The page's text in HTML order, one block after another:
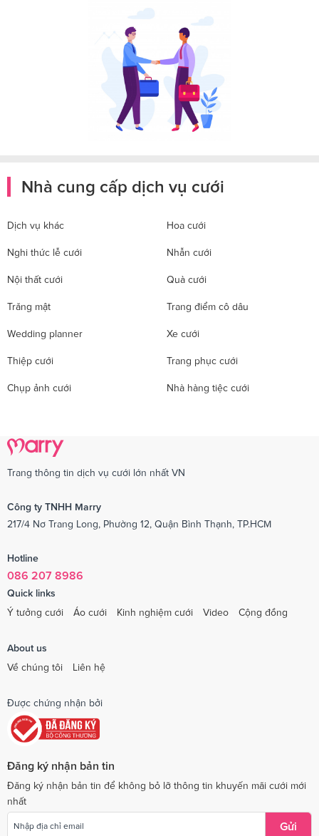
Nhà cung cấp dịch vụ cưới
Dịch vụ khác Hoa cưới
Nghi thức lễ cưới Nhẫn cưới
Nội thất cưới Quà cưới
Trăng mật Trang điểm cô dâu
Wedding planner Xe cưới
Thiệp cưới Trang phục cưới
Chụp ảnh cưới Nhà hàng tiệc cưới
Trang thông tin dịch vụ cưới lớn nhất VN
Công ty TNHH Marry
217/4 Nơ Trang Long, Phường 12, Quận Bình Thạnh, TP.HCM
Hotline
086 207 8986
Quick links
Ý tưởng cưới
Áo cưới Kinh nghiệm cưới Video Cộng đồng
About us
Về chúng tôi
Liên hệ
Được chứng nhận bởi
Đăng ký nhận bản tin
Đăng ký nhận bản tin để không bỏ lỡ thông tin khuyến mãi cưới mới
nhất
Gửi